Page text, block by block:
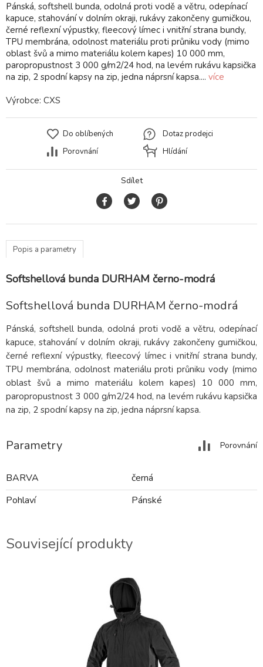
Pánská, softshell bunda, odolná proti vodě a větru, odepínací
kapuce, stahování v dolním okraji, rukávy zakončeny gumičkou,
černé reflexní výpustky, fleecový límec i vnitřní strana bundy,
TPU membrána, odolnost materiálu proti průniku vody (mimo
oblast švů a mimo materiálu kolem kapes) 10 000 mm,
paropropustnost 3 000 g/m2/24 hod, na levém rukávu kapsička
na zip, 2 spodní kapsy na zip, jedna náprsní kapsa.... více
Výrobce: CXS
Do oblíbených
Porovnání
Dotaz prodejci
Hlídání
Sdílet
Popis a parametry
Softshellová bunda DURHAM černo-modrá
Softshellová bunda DURHAM černo-modrá
Pánská, softshell bunda, odolná proti vodě a větru, odepínací
kapuce, stahování v dolním okraji, rukávy zakončeny gumičkou,
černé reflexní výpustky, fleecový límec i vnitřní strana bundy,
TPU membrána, odolnost materiálu proti průniku vody (mimo
oblast švů a mimo materiálu kolem kapes) 10 000 mm,
paropropustnost 3 000 g/m2/24 hod, na levém rukávu kapsička
na zip, 2 spodní kapsy na zip, jedna náprsní kapsa.
Parametry Porovnání
BARVA
černá
Pohlaví
Pánské
Související produkty